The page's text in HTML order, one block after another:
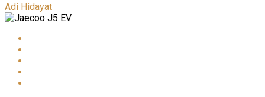
Adi Hidayat